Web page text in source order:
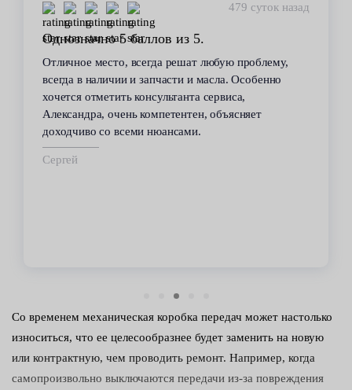
450 суток назад
Стабильное качество
В течение 6 лет пользуюсь услугами данного
сервиса. Высокий профессионализм персонала
всегда помогал решить возникающие с
автомобилем проблемы. Все работы по
техобслуживанию проводились качественно и в
срок.
Со временем механическая коробка передач может настолько
износиться, что ее целесообразнее будет заменить на новую
или контрактную, чем проводить ремонт. Например, когда
самопроизвольно выключаются передачи из-за повреждения